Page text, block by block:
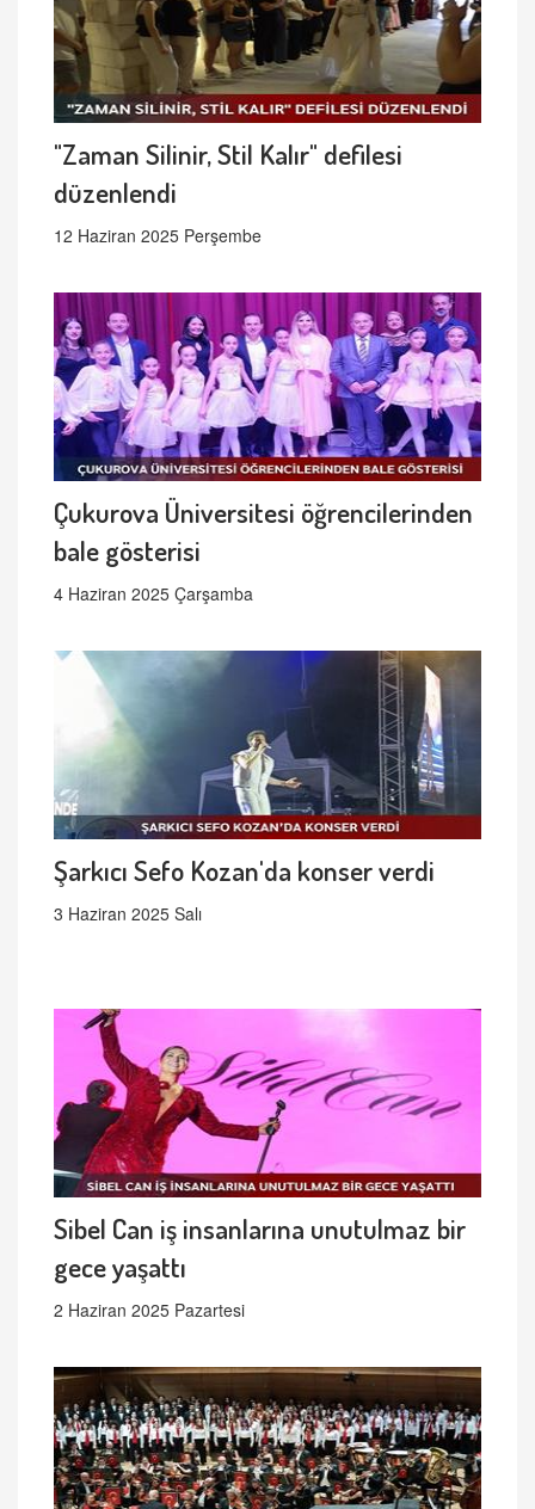
"Zaman Silinir, Stil Kalır" defilesi
düzenlendi
12 Haziran 2025 Perşembe
Çukurova Üniversitesi öğrencilerinden
bale gösterisi
4 Haziran 2025 Çarşamba
Şarkıcı Sefo Kozan'da konser verdi
3 Haziran 2025 Salı
Sibel Can iş insanlarına unutulmaz bir
gece yaşattı
2 Haziran 2025 Pazartesi